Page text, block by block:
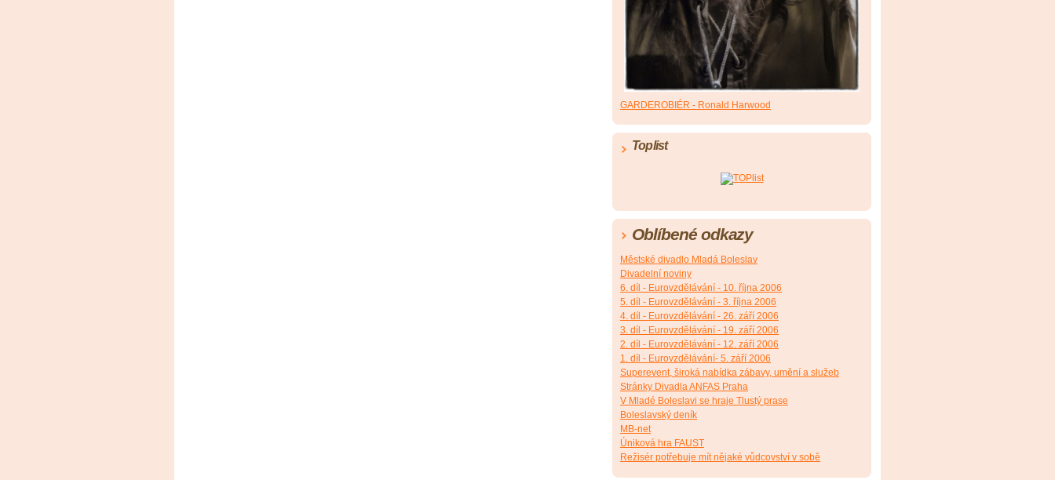
GARDEROBIÉR - Ronald Harwood
Toplist
Oblíbené odkazy
Městské divadlo Mladá Boleslav
Divadelní noviny
6. díl - Eurovzdělávání - 10. října 2006
5. díl - Eurovzdělávání - 3. října 2006
4. díl - Eurovzdělávání - 26. září 2006
3. díl - Eurovzdělávání - 19. září 2006
2. díl - Eurovzdělávání - 12. září 2006
1. díl - Eurovzdělávání- 5. září 2006
Superevent, široká nabídka zábavy, umění a služeb
Stránky Divadla ANFAS Praha
V Mladé Boleslavi se hraje Tlustý prase
Boleslavský deník
MB-net
Úniková hra FAUST
Režisér potřebuje mít nějaké vůdcovství v sobě